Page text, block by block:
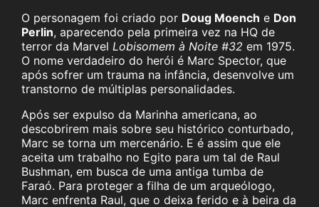
O personagem foi criado por Doug Moench e Don
Perlin, aparecendo pela primeira vez na HQ de
terror da Marvel Lobisomem à Noite #32 em 1975.
O nome verdadeiro do herói é Marc Spector, que
após sofrer um trauma na infância, desenvolve um
transtorno de múltiplas personalidades.
Após ser expulso da Marinha americana, ao
descobrirem mais sobre seu histórico conturbado,
Marc se torna um mercenário. E é assim que ele
aceita um trabalho no Egito para um tal de Raul
Bushman, em busca de uma antiga tumba de
Faraó. Para proteger a filha de um arqueólogo,
Marc enfrenta Raul, que o deixa ferido e à beira da